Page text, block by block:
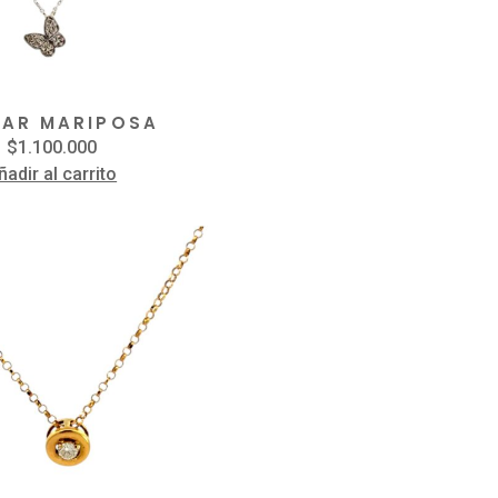
MARIPOSA
$1.100.000
al carrito